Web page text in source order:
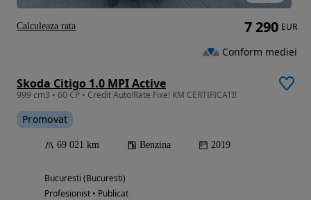
Skoda Citigo 1.0 MPI Active
999 cm3 • 60 CP • Credit Auto!Rate Fixe! KM CERTIFICATI!
Promovat
69 021 km Benzina 2019
Bucuresti (Bucuresti)
Profesionist • Publicat
7 290 EUR
Conform mediei
Calculeaza rata